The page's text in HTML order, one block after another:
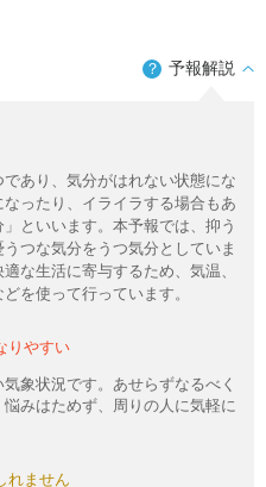
？ 予報解説
あり、気分がはれない状態にな
ったり、イライラする場合もあ
といいます。本予報では、抑う
つな気分をうつ気分としていま
な生活に寄与するため、気温、
を使って行っています。
りやすい
象状況です。あせらずなるべく
みはためず、周りの人に気軽に
れません